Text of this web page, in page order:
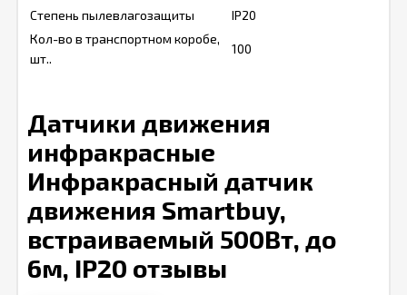
Степень пылевлагозащиты
IP20
Кол-во в транспортном коробе,
шт..
100
Датчики движения
инфракрасные
Инфракрасный датчик
движения Smartbuy,
встраиваемый 500Вт, до
6м, IP20 отзывы